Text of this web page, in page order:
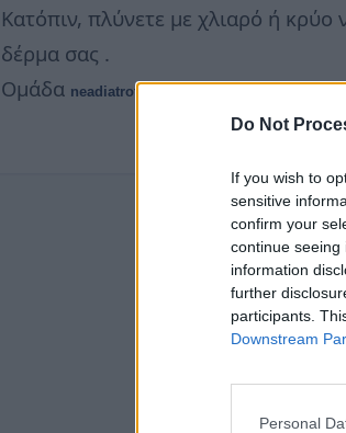
Do Not
If you wish to
sensitive
confirm your
continue seeing
information
further
participants.
Downstream
Personal
Κατόπιν, πλύνετε με χλιαρό ή
δέρμα σας .
Ομάδα neadiatrofis.gr